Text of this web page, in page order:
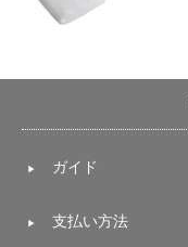
ガイド
支払い方法